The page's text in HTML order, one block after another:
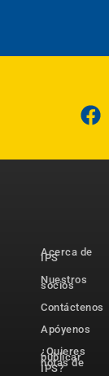
Acerca de
IPS
Nuestros
socios
Contáctenos
Apóyenos
¿Quieres
publicar
notas de
IPS?